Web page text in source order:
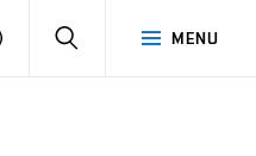
MENU
PŘIHLÁSIT